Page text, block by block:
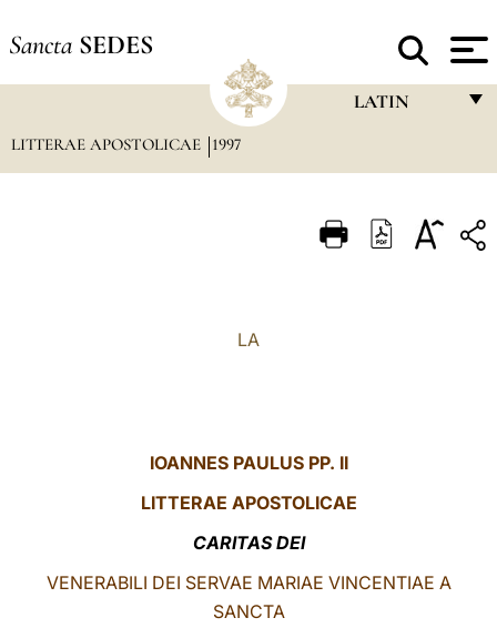
Sancta SEDES
LATIN
ITALIANO
中文
LITTERAE APOSTOLICAE 1997
LA
IOANNES PAULUS PP. II
LITTERAE APOSTOLICAE
CARITAS DEI
VENERABILI DEI SERVAE MARIAE VINCENTIAE A
SANCTA